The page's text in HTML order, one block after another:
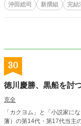
沖田総司
新撰組 完結
30
徳川慶勝、黒船を討
克全
「カクヨム」と「小説家に
藩）の第14代・第17代当主